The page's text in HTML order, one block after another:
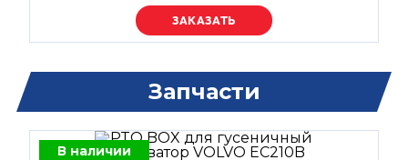
Уточняйте цену
Запчасти
В наличии